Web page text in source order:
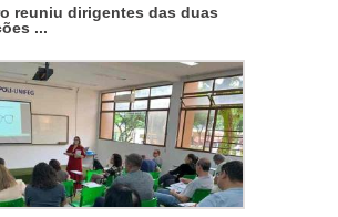
reuniu dirigentes das duas
...